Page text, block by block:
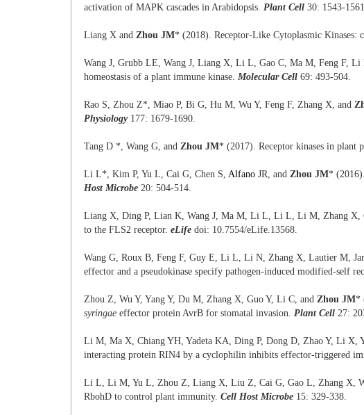
activation of MAPK cascades in Arabidopsis. Plant Cell 30: 1543-
Liang X and Zhou JM* (2018). Receptor-Like Cytoplasmic Kinases:
Wang J, Grubb LE, Wang J, Liang X, Li L, Gao C, Ma M, Feng F,
homeostasis of a plant immune kinase. Molecular Cell 69: 493-504.
Rao S, Zhou Z*, Miao P, Bi G, Hu M, Wu Y, Feng F, Zhang X, and
Physiology177: 1679-1690.
Tang D *, Wang G, and Zhou JM* (2017). Receptor kinases in plant
Li L*, Kim P, Yu L, Cai G, Chen S, Alfano JR, and Zhou JM*
Host Microbe 20: 504-514.
Liang X, Ding P, Lian K, Wang J, Ma M, Li L, Li L, Li M, Zhang X,
to the FLS2 receptor. eLife doi: 10.7554/eLife.13568.
Wang G, Roux B, Feng F, Guy E, Li L, Li N, Zhang X, Lautier M,
effector and a pseudokinase specify pathogen-induced modified-self
Zhou Z, Wu Y, Yang Y, Du M, Zhang X, Guo Y, Li C, and Zhou JM*
syringae effector protein AvrB for stomatal invasion. Plant Cell 27:
Li M, Ma X, Chiang YH, Yadeta KA, Ding P, Dong D, Zhao Y, Li X,
interacting protein RIN4 by a cyclophilin inhibits effector-triggered
Li L, Li M, Yu L, Zhou Z, Liang X, Liu Z, Cai G, Gao L, Zhang X,
RbohD to control plant immunity. Cell Host Microbe 15: 329-338.